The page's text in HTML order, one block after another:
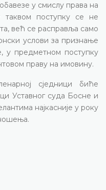
у смислу права на
поступку се не
већ се расправља само
услови за признање
у предметном поступку
праву на имовину.
сједници биће
Уставног суда Босне и
најкасније у року